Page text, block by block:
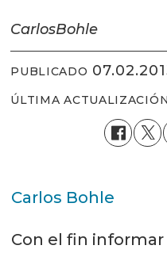
CarlosBohle
PUBLICADO
ÚLTIMA ACTUALIZACIÓN
Carlos Bohle
Con el fin